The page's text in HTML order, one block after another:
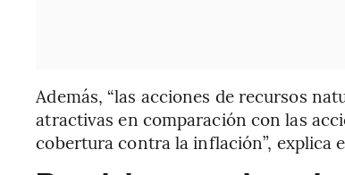
Además, “las acciones de recursos
atractivas en comparación con las
cobertura contra la inflación”, explica